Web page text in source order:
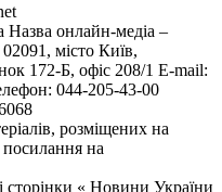
Назва онлайн-медіа –
місто Київ,
172-Б, офіс 208/1 E-mail:
044-205-43-00
розміщених на
посилання на
сторінки « Новини України